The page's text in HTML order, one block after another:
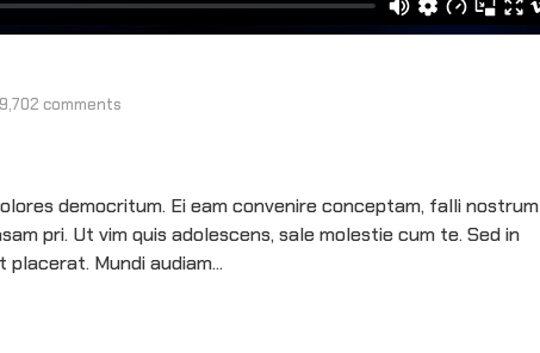
comments
democritum. Ei eam convenire conceptam, falli nostrum
pri. Ut vim quis adolescens, sale molestie cum te. Sed in
Mundi audiam...